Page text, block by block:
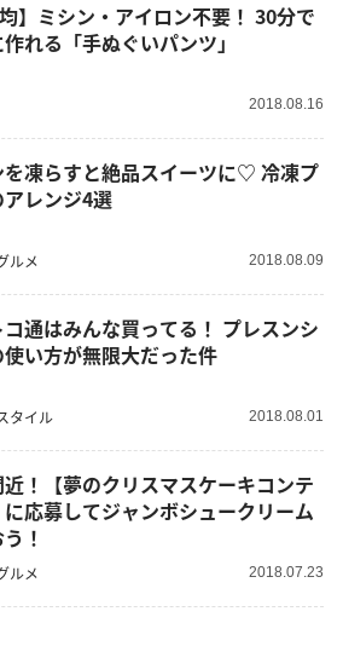
均】ミシン・アイロン不要！ 30分で
れる「手ぬぐいパンツ」
2018.08.16
を凍らすと絶品スイーツに♡ 冷凍プ
アレンジ4選
ルメ 2018.08.09
コ通はみんな買ってる！ プレスンシ
い方が無限大だった件
タイル 2018.08.01
近！【夢のクリスマスケーキコンテ
応募してジャンボシュークリーム
！
ルメ 2018.07.23